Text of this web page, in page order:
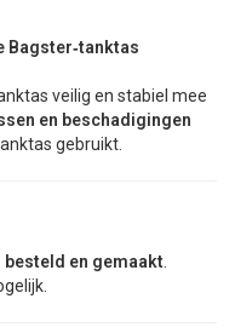
Bagster‑tanktas
veilig en stabiel mee
en beschadigingen
gebruikt.
en gemaakt